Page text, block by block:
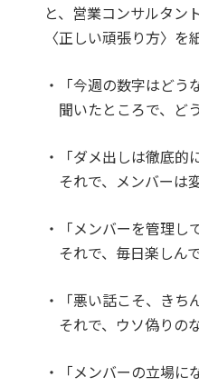
と、営業コンサルタン
〈正しい頑張り方〉を
・「今週の数字はどう
聞いたところで、ど
・「ダメ出しは徹底的
それで、メンバーは
・「メンバーを管理し
それで、毎日楽しん
・「悪い話こそ、きち
それで、ウソ偽りの
・「メンバーの立場に